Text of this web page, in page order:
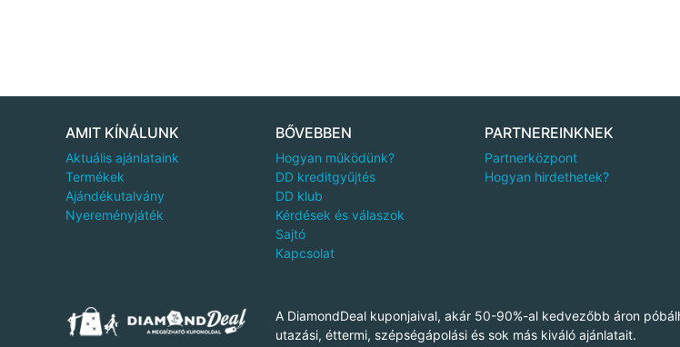
AMIT KÍNÁLUNK
Aktuális ajánlataink
Termékek
Ajándékutalvány
Nyereményjáték
BŐVEBBEN
Hogyan működünk?
DD kreditgyűjtés
DD klub
Kérdések és válaszok
Sajtó
Kapcsolat
PARTNEREINKNEK
Partnerközpont
Hogyan hirdethetek?
A DiamondDeal kuponjaival, akár 50-90%-al kedvezőbb áron
utazási, éttermi, szépségápolási és sok más kiváló ajánlatait.